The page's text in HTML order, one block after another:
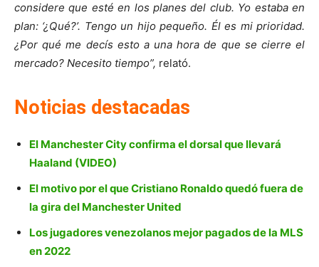
considere que esté en los planes del club. Yo estaba en
plan: ‘¿Qué?’. Tengo un hijo pequeño. Él es mi prioridad.
¿Por qué me decís esto a una hora de que se cierre el
mercado? Necesito tiempo”, relató.
Noticias destacadas
El Manchester City confirma el dorsal que llevará
Haaland (VIDEO)
El motivo por el que Cristiano Ronaldo quedó fuera de
la gira del Manchester United
Los jugadores venezolanos mejor pagados de la MLS
en 2022